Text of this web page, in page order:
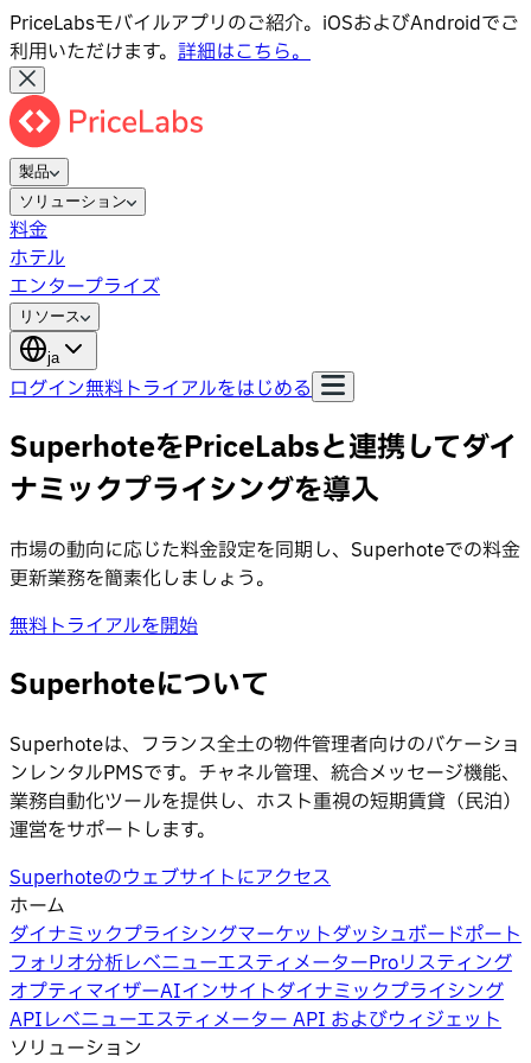
PriceLabsモバイルアプリのご紹介。iOSおよびAndroidでご
利用いただけます。 詳細はこちら。
製品
ソリューション
料金
ホテル
エンタープライズ
リソース
ja
ログイン無料トライアルをはじめる
SuperhoteをPriceLabsと連携してダイ
ナミックプライシングを導入
市場の動向に応じた料金設定を同期し、Superhoteでの料金
更新業務を簡素化しましょう。
無料トライアルを開始
Superhoteについて
Superhoteは、フランス全土の物件管理者向けのバケーショ
ンレンタルPMSです。チャネル管理、統合メッセージ機能、
業務自動化ツールを提供し、ホスト重視の短期賃貸（民泊）
運営をサポートします。
Superhoteのウェブサイトにアクセス
ホーム
ダイナミックプライシングマーケットダッシュボードポート
フォリオ分析レベニューエスティメーターProリスティング
オプティマイザーAIインサイトダイナミックプライシング
APIレベニューエスティメーター API およびウィジェット
ソリューション